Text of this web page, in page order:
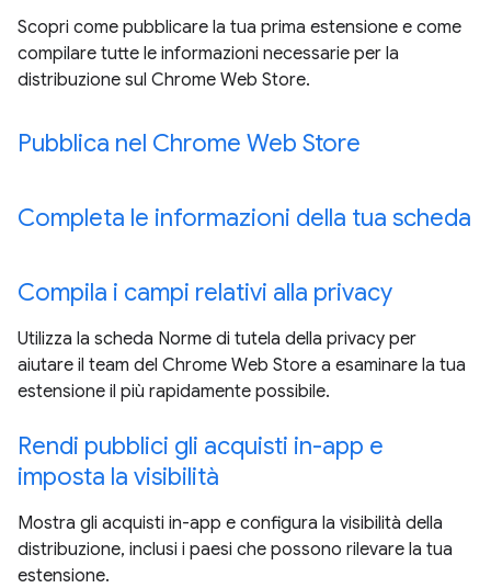
Scopri come pubblicare la tua prima estensione e come
compilare tutte le informazioni necessarie per la
distribuzione sul Chrome Web Store.
Pubblica nel Chrome Web Store
Completa le informazioni della tua scheda
Compila i campi relativi alla privacy
Utilizza la scheda Norme di tutela della privacy per
aiutare il team del Chrome Web Store a esaminare la tua
estensione il più rapidamente possibile.
Rendi pubblici gli acquisti in-app e
imposta la visibilità
Mostra gli acquisti in-app e configura la visibilità della
distribuzione, inclusi i paesi che possono rilevare la tua
estensione.